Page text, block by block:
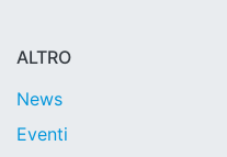
ALTRO
News
Eventi